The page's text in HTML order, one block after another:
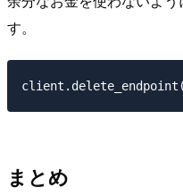
す。
まとめ